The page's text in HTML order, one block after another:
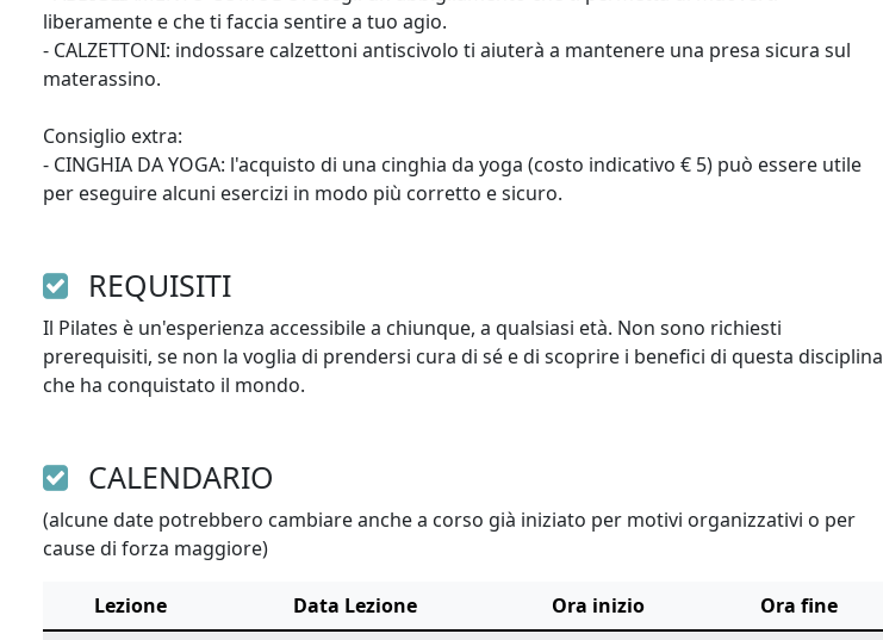
liberamente e che ti faccia sentire a tuo agio.
- CALZETTONI: indossare calzettoni antiscivolo ti aiuterà a mantenere una presa sicura sul
materassino.
Consiglio extra:
- CINGHIA DA YOGA: l'acquisto di una cinghia da yoga (costo indicativo € 5) può essere utile
per eseguire alcuni esercizi in modo più corretto e sicuro.
REQUISITI
Il Pilates è un'esperienza accessibile a chiunque, a qualsiasi età. Non sono richiesti
prerequisiti, se non la voglia di prendersi cura di sé e di scoprire i benefici di questa disciplina
che ha conquistato il mondo.
CALENDARIO
(alcune date potrebbero cambiare anche a corso già iniziato per motivi organizzativi o per
cause di forza maggiore)
Lezione Data Lezione Ora inizio
Ora fine